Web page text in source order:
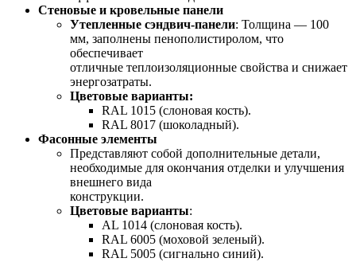
Cтеновые и кровельные панели
Утепленные сэндвич-панели: Толщина — 100
мм, заполнены пенополистиролом, что
обеспечивает
отличные теплоизоляционные свойства и снижает
энергозатраты.
Цветовые варианты:
RAL 1015 (слоновая кость).
RAL 8017 (шоколадный).
Фасонные элементы
Представляют собой дополнительные детали,
необходимые для окончания отделки и улучшения
внешнего вида
конструкции.
Цветовые варианты:
AL 1014 (слоновая кость).
RAL 6005 (моховой зеленый).
RAL 5005 (сигнально синий).